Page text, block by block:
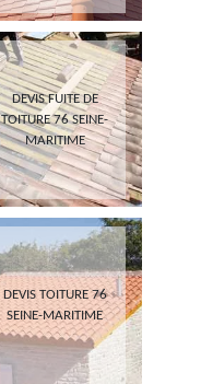
DEVIS FUITE DE
TOITURE 76 SEINE-
MARITIME
DEVIS TOITURE 76
SEINE-MARITIME